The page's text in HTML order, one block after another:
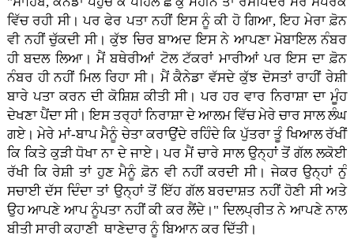
ਵਿੱਚ ਰਹੀ ਸੀ। ਪਰ ਫੇਰ ਪਤਾ ਨਹੀਂ ਇਸ ਨੂੰ ਕੀ ਹੋ ਗਿਆ, ਇਹ ਮੇਰਾ ਫ਼ੋਨ
ਵੀ ਨਹੀਂ ਚੁੱਕਦੀ ਸੀ। ਕੁੱਝ ਚਿਰ ਬਾਅਦ ਇਸ ਨੇ ਆਪਣਾ ਮੋਬਾਇਲ ਨੰਬਰ
ਹੀ ਬਦਲ ਲਿਆ। ਮੈਂ ਬਥੇਰੀਆਂ ਟੋਲ ਟੱਕਰਾਂ ਮਾਰੀਆਂ ਪਰ ਇਸ ਦਾ ਫ਼ੋਨ
ਨੰਬਰ ਹੀ ਨਹੀਂ ਮਿਲ ਰਿਹਾ ਸੀ। ਮੈਂ ਕੈਨੇਡਾ ਵੱਸਦੇ ਕੁੱਝ ਦੋਸਤਾਂ ਰਾਹੀਂ ਰੇਸ਼ੀ
ਬਾਰੇ ਪਤਾ ਕਰਨ ਦੀ ਕੋਸ਼ਿਸ਼ ਕੀਤੀ ਸੀ। ਪਰ ਹਰ ਵਾਰ ਨਿਰਾਸ਼ਾ ਦਾ ਮੂੰਹ
ਦੇਖਣਾ ਪੈਂਦਾ ਸੀ। ਇਸ ਤਰ੍ਹਾਂ ਨਿਰਾਸ਼ਾ ਦੇ ਆਲਮ ਵਿੱਚ ਮੇਰੇ ਚਾਰ ਸਾਲ ਲੰਘ
ਗਏ। ਮੇਰੇ ਮਾਂ-ਬਾਪ ਮੈਨੂੰ ਚੇਤਾ ਕਰਾਉਂਦੇ ਰਹਿੰਦੇ ਕਿ ਪੁੱਤਰਾ ਤੂੰ ਖਿਆਲ ਰੱਖੀਂ
ਕਿ ਕਿਤੇ ਕੁੜੀ ਧੋਖਾ ਨਾ ਦੇ ਜਾਏ। ਪਰ ਮੈਂ ਚਾਰੇ ਸਾਲ ਉਨ੍ਹਾਂ ਤੋਂ ਗੱਲ ਲਕੋਈ
ਰੱਖੀ ਕਿ ਰੇਸ਼ੀ ਤਾਂ ਹੁਣ ਮੈਨੂੰ ਫ਼ੋਨ ਵੀ ਨਹੀਂ ਕਰਦੀ ਸੀ। ਜੇਕਰ ਉਨ੍ਹਾਂ ਨੁੰ
ਸਚਾਈ ਦੱਸ ਦਿੰਦਾ ਤਾਂ ਉਨ੍ਹਾਂ ਤੋਂ ਇੱਹ ਗੱਲ ਬਰਦਾਸ਼ਤ ਨਹੀਂ ਹੋਣੀ ਸੀ ਅਤੇ
ਉਹ ਆਪਣੇ ਆਪ ਨੂੰਪਤਾ ਨਹੀਂ ਕੀ ਕਰ ਲੈਂਦੇ।" ਦਿਲਪ੍ਰੀਤ ਨੇ ਆਪਣੇ ਨਾਲ
ਬੀਤੀ ਸਾਰੀ ਕਹਾਣੀ ਥਾਣੇਦਾਰ ਨੂੰ ਬਿਆਨ ਕਰ ਦਿੱਤੀ।